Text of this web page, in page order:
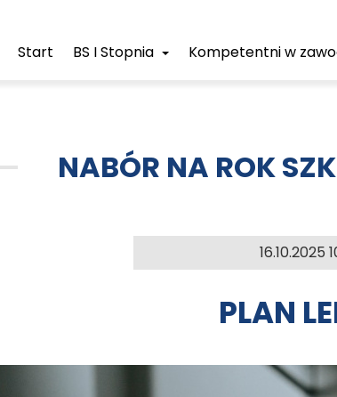
Start BS I Stopnia Kompetentni w
NABÓR NA ROK
16.10.2025
PLAN